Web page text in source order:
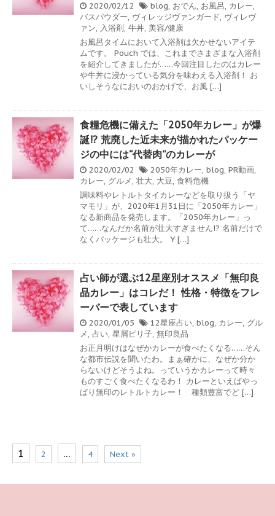
2020/02/12 blog, おでん, お風呂, カレー,
バスパウダー, ヴィレッジヴァンガード, ヴィレヴ
ァン, 入浴剤, 牛丼, 美容/健康
お風呂タイムにおいて入浴剤は欠かせないアイテ
ムです。 Pouch では、これまでさまざまな入浴剤
を紹介してきましたが……今回注目したのはカレー
や牛丼に浸かっている気分を味わえる入浴剤！ お
いしそうなにおいのおかげで、お風 […]
食糧危機に備えた「2050年カレー」が爆
誕!? 荒廃した近未来が描かれたパッケー
ジの中には“代替肉”のカレーが
2020/02/02 2050年カレー, blog, PR動画,
カレー, グルメ, 壮大, 大豆, 食料危機
調味料やレトルトタイカレーなどを取り扱う「ヤ
マモリ」が、2020年1月31日に「2050年カレー」
なる新商品を発売します。「2050年カレー」っ
て……なんだか名前が壮大すぎません!? 名前だけで
なくパッケージも壮大。 Y […]
占い師が選ぶ12星座別オススメ「無印良
品カレー」はコレだ！ 性格・特徴をフレ
ーバーで表しています
2020/01/05 12星座占い, blog, カレー, グル
メ, 占い, 星屑ピリ子, 無印良品
お正月明けはなぜかカレーが食べたくなる……そん
な都市伝説を聞いたわ。まぁ確かに、なぜか分か
らないけどそうよね。っていうかカレーって時々
ものすごく食べたくなるわ！ カレーといえばやっ
ぱり無印のレトルトカレー！ 種類豊富でど […]
1 2 … 4 Next »